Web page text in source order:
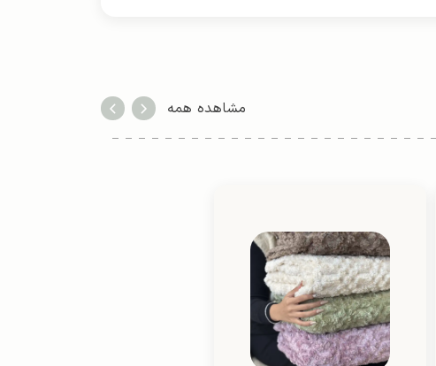
مشاهده همه